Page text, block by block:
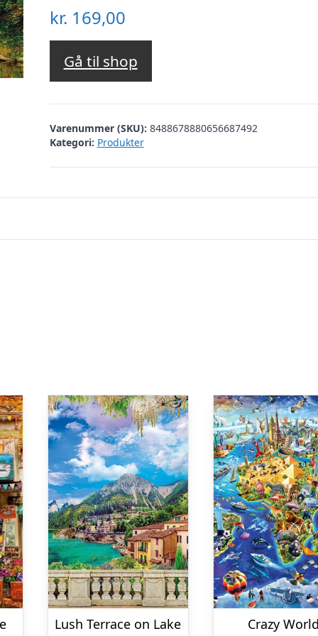
kr. 169,00
Gå til shop
Varenummer (SKU): 8488678880656687492
Kategori: Produkter
Lush Terrace on Lake Crazy